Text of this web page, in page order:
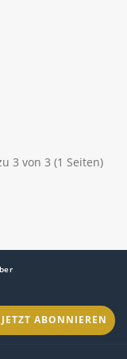
3 von 3 (1 Seiten)
JETZT ABONNIEREN